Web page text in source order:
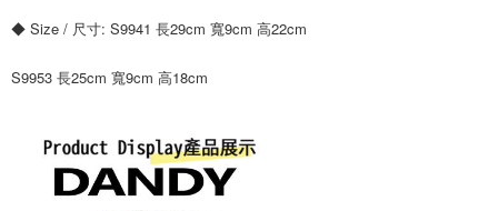
7-11付款取貨
每筆NT$70，滿NT$699(含以上)免運費
每筆NT$80，滿NT$699(含以上)免運費
國家/地區配送
◆ Size / 尺寸: S9941 長29cm 寬9cm 高22cm
S9953 長25cm 寬9cm 高18cm